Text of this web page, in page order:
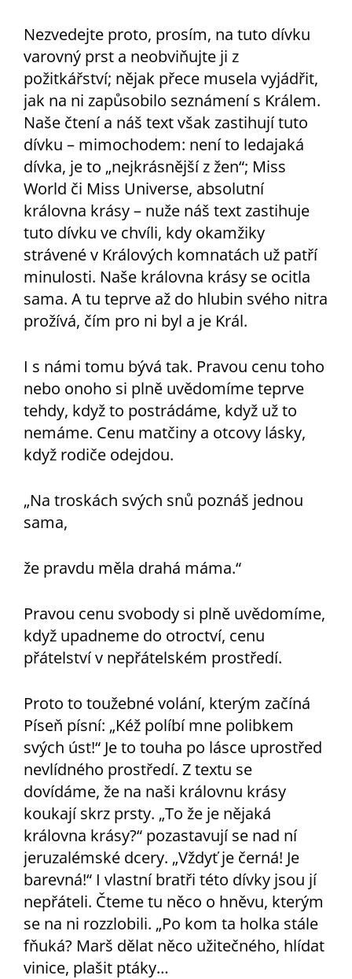
Nezvedejte proto, prosím, na tuto dívku
varovný prst a neobviňujte ji z
požitkářství; nějak přece musela vyjádřit,
jak na ni zapůsobilo seznámení s Králem.
Naše čtení a náš text však zastihují tuto
dívku – mimochodem: není to ledajaká
dívka, je to „nejkrásnější z žen“; Miss
World či Miss Universe, absolutní
královna krásy – nuže náš text zastihuje
tuto dívku ve chvíli, kdy okamžiky
strávené v Králových komnatách už patří
minulosti. Naše královna krásy se ocitla
sama. A tu teprve až do hlubin svého nitra
prožívá, čím pro ni byl a je Král.
I s námi tomu bývá tak. Pravou cenu toho
nebo onoho si plně uvědomíme teprve
tehdy, když to postrádáme, když už to
nemáme. Cenu matčiny a otcovy lásky,
když rodiče odejdou.
„Na troskách svých snů poznáš jednou
sama,
že pravdu měla drahá máma.“
Pravou cenu svobody si plně uvědomíme,
když upadneme do otroctví, cenu
přátelství v nepřátelském prostředí.
Proto to toužebné volání, kterým začíná
Píseň písní: „Kéž políbí mne polibkem
svých úst!“ Je to touha po lásce uprostřed
nevlídného prostředí. Z textu se
dovídáme, že na naši královnu krásy
koukají skrz prsty. „To že je nějaká
královna krásy?“ pozastavují se nad ní
jeruzalémské dcery. „Vždyť je černá! Je
barevná!“ I vlastní bratři této dívky jsou jí
nepřáteli. Čteme tu něco o hněvu, kterým
se na ni rozzlobili. „Po kom ta holka stále
fňuká? Marš dělat něco užitečného, hlídat
vinice, plašit ptáky…